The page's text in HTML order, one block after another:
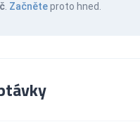
Začněteproto hned.